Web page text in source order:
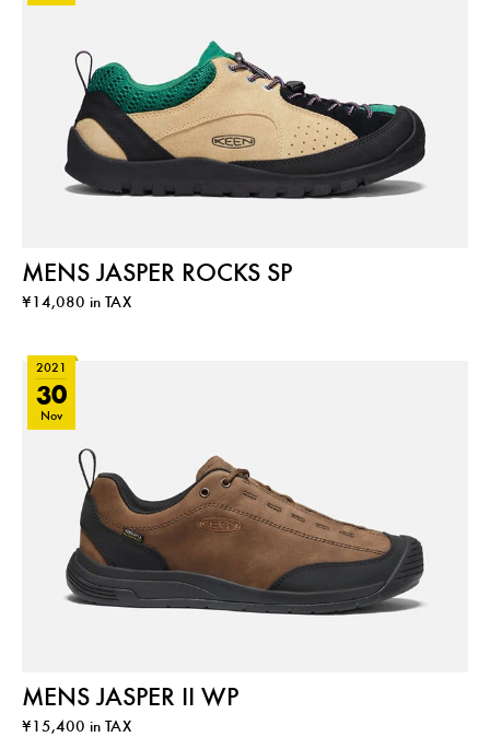
MENS JASPER ROCKS SP
¥14,080 in TAX
2021
30
Nov
MENS JASPER II WP
¥15,400 in TAX